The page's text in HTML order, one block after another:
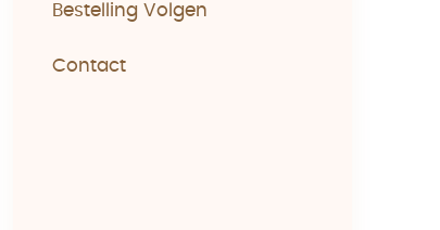
Bestelling Volgen
Contact